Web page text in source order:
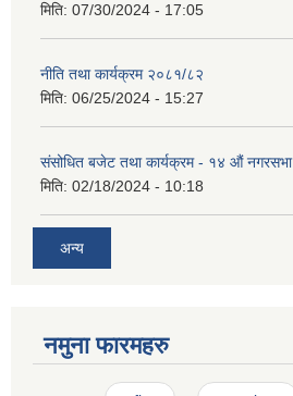
मिति: 07/30/2024 - 17:05
नीति तथा कार्यक्रम २०८१/८२
मिति: 06/25/2024 - 15:27
संसोधित बजेट तथा कार्यक्रम - १४ औं नगरसभा
मिति: 02/18/2024 - 10:18
अन्य
नमुना फारमहरु